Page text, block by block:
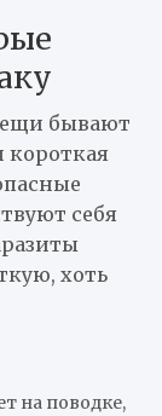
бывают
короткая
себя
хоть
на поводке,